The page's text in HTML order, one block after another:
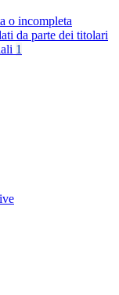
o incompleta
da parte dei titolari
1